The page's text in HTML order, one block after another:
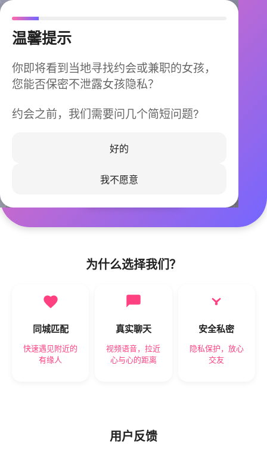
温馨提示
你即将看到当地寻找约会或兼职的女孩，
您能否保密不泄露女孩隐私？
约会之前，我们需要问几个简短问题?
好的
我不愿意
今晚不再孤单
同城快速匹配，马上认识身边的TA
立即下载
为什么选择我们？
同城匹配
快速遇见附近的
有缘人
真实聊天
视频语音，拉近
心与心的距离
安全私密
隐私保护，放心
交友
用户反馈